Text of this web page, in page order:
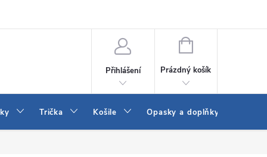
Přihlášení
NÁKUPNÍ
Prázdný košík
Trička Košile Opasky a doplňky